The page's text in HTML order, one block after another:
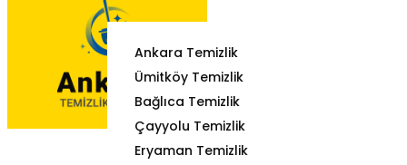
Ankara Temizlik
Ümitköy Temizlik
Bağlıca Temizlik
Çayyolu Temizlik
Eryaman Temizlik